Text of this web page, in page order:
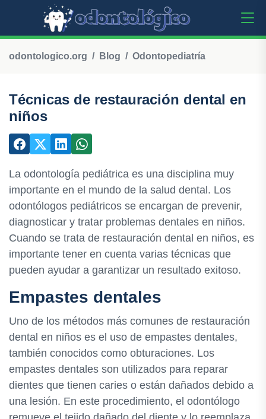
odontologico.org Blog Odontopediatría
Técnicas de restauración dental en
niños
La odontología pediátrica es una disciplina muy
importante en el mundo de la salud dental. Los
odontólogos pediátricos se encargan de prevenir,
diagnosticar y tratar problemas dentales en niños.
Cuando se trata de restauración dental en niños, es
importante tener en cuenta varias técnicas que
pueden ayudar a garantizar un resultado exitoso.
Empastes dentales
Uno de los métodos más comunes de restauración
dental en niños es el uso de empastes dentales,
también conocidos como obturaciones. Los
empastes dentales son utilizados para reparar
dientes que tienen caries o están dañados debido a
una lesión. En este procedimiento, el odontólogo